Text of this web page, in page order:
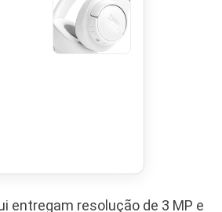
entregam resolução de 3 MP e